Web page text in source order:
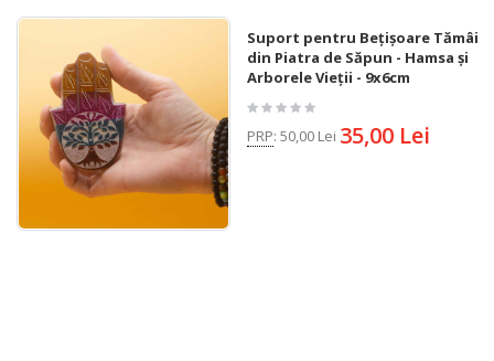
Suport pentru Bețișoare Tămâie
din Piatra de Săpun - Hamsa și
Arborele Vieții - 9x6cm
PRP: 50,00 Lei 35,00 Lei